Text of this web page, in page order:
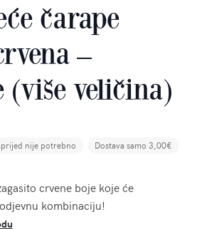
čarape
–
(više veličina)
nije potrebno Dostava samo 3,00€
crvene boje koje će
kombinaciju!